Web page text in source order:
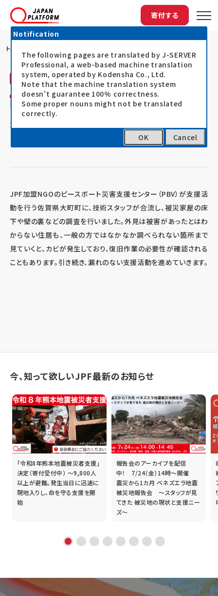
寄付する
トップ
活動レポート
PBVの技術スタッフによる被災家屋の調査
21.09.29
JPF加盟NGOのピースボート災害支援センター（PBV）が支援活
動を行う佐賀県大町町に、技術スタッフが合流し、被災家屋の床
下や壁の裏などの調査を行いました。外見は被害があったとはわ
からない住居も、一般の方ではなかなか調べられない箇所まで
見ていくと、カビが発生しており、復旧作業の必要性が確認される
こともあります。引き続き、漏れのない支援活動を進めていきます。
今、知って欲しいJPF最新のお知らせ
「令和8年熊本地震被災者支援」
決定（寄付受付中） ～9,800人
以上が避難。発生当日に迅速に
現地入りし、命を守る支援を開
始
報告会のアーカイブを配信
中！ 7/24（金）14時～開催
震災から1カ月 ベネズエラ地震
被災地報告会 ～スタッフが見
てきた 被災地の現状と支援ニー
ズ～
Notification
The following pages are translated by J-SERVER
Professional, a web-based machine translation
system, operated by Kodensha Co., Ltd.
Note that the machine translation system
doesn't guarantee 100% correctness.
Some proper nouns might not be translated
correctly.
OK Cancel